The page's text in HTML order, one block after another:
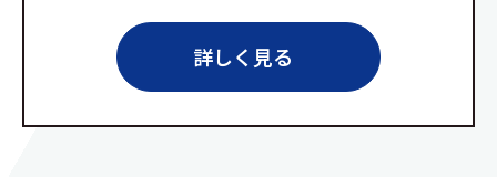
詳しく見る